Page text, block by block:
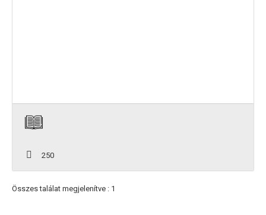
250
Összes találat megjelenítve : 1